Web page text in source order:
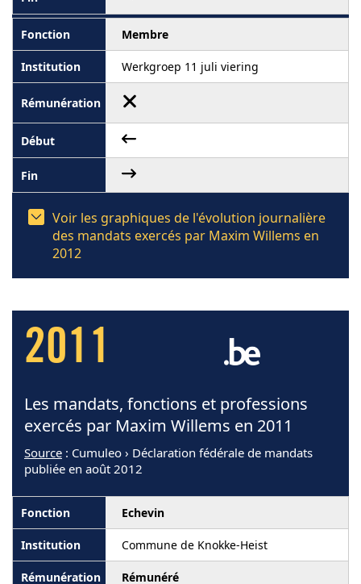
Membre
Werkgroep 11 juli viering
Voir les graphiques de l'évolution journalière
des mandats exercés par Maxim Willems en
2012
2011
Les mandats, fonctions et professions
exercés par Maxim Willems en 2011
Source : Cumuleo › Déclaration fédérale de mandats
publiée en août 2012
Echevin
Commune de Knokke-Heist
Rémunéré